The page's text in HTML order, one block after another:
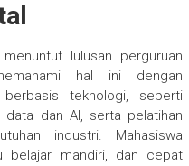
lulusan perguruan
hal ini dengan
berbasis teknologi, seperti
data dan AI, serta pelatihan
industri. Mahasiswa
belajar mandiri, dan cepat